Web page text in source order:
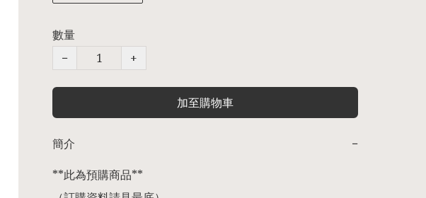
數量
−
+
加至購物車
簡介
−
**此為預購商品**